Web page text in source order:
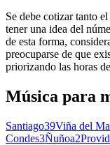
Se debe cotizar tanto
tener una idea del
de esta forma,
preocuparse de que
priorizando las horas
Música para
Santiago39Viña del
Condes3Ñuñoa2